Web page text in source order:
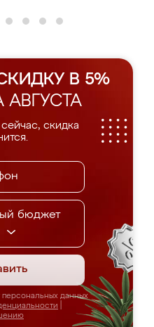
В 5%
скидка
бюджет
данных